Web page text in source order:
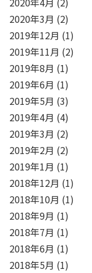
2020年3月 (2)
2019年12月 (1)
2019年11月 (2)
2019年8月 (1)
2019年6月 (1)
2019年5月 (3)
2019年4月 (4)
2019年3月 (2)
2019年2月 (2)
2019年1月 (1)
2018年12月 (1)
2018年10月 (1)
2018年9月 (1)
2018年7月 (1)
2018年6月 (1)
2018年5月 (1)